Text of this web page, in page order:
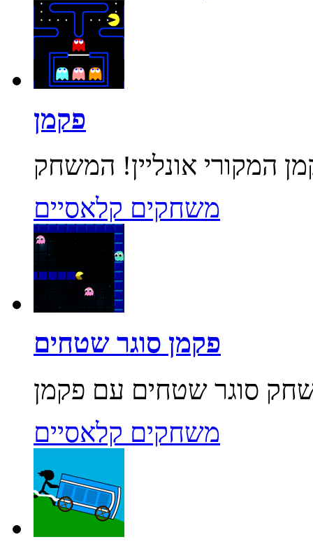
פקמן
משחקים קלאסיים
פקמן סוגר שטחים
משחקים קלאסיים